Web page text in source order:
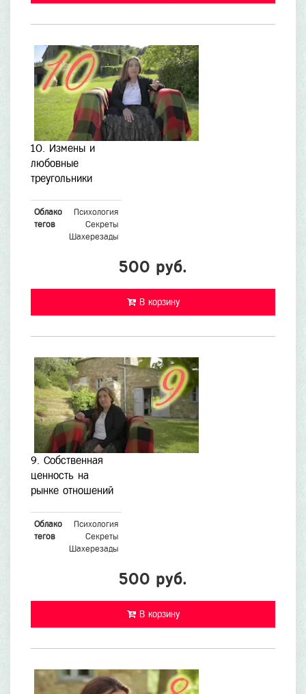
10. Измены и
любовные
треугольники
Облако
тегов
Психология
Секреты
Шахерезады
500 руб.
В корзину
9. Собственная
ценность на
рынке отношений
Облако
тегов
Психология
Секреты
Шахерезады
500 руб.
В корзину